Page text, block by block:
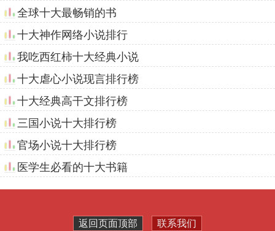
全球十大最畅销的书
十大神作网络小说排行
我吃西红柿十大经典小说
十大虐心小说现言排行榜
十大经典高干文排行榜
三国小说十大排行榜
官场小说十大排行榜
医学生必看的十大书籍
返回页面顶部 联系我们